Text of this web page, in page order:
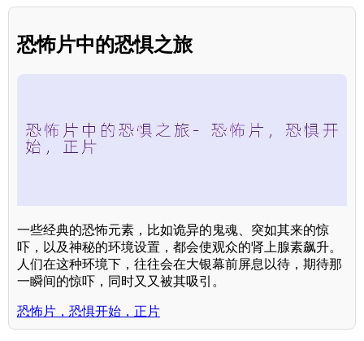
恐怖片中的恐惧之旅
一些经典的恐怖元素，比如诡异的鬼魂、突如其来的惊
吓，以及神秘的环境设置，都会使观众的肾上腺素飙升。
人们在这种环境下，往往会在大银幕前屏息以待，期待那
一瞬间的惊吓，同时又又被其吸引。
恐怖片，恐惧开始，正片